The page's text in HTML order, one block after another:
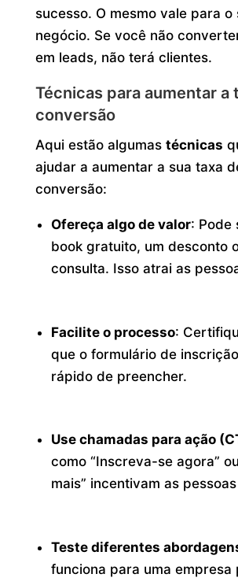
sucesso. O mesmo vale para o
negócio. Se você não
em leads, não terá clientes.
Técnicas para aumentar a
conversão
Aqui estão algumas técnicas
ajudar a aumentar a sua taxa
conversão:
Ofereça algo de valor: Pode
book gratuito, um desconto
consulta. Isso atrai as
Facilite o processo:
que o formulário de
rápido de preencher.
Use chamadas para ação
como “Inscreva-se agora”
mais” incentivam as
Teste diferentes
funciona para uma empresa